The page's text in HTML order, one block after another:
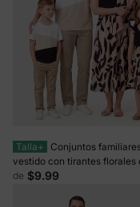
Talla+
Conjuntos
vestido con tirantes florales
espalda cruzada y top con
de $9.99